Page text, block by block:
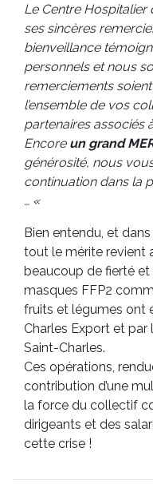
Le Centre
ses sincères
bienveillance
personnels et nous
remerciements
l’ensemble de vos
partenaires associés
Encore un grand
générosité, nous
continuation dans la
… «
Bien entendu, et
tout le mérite revient
beaucoup de fierté et
masques FFP2
fruits et légumes ont
Charles Export et par
Saint-Charles.
Ces opérations,
contribution d’une
la force du collectif
dirigeants et des
cette crise !